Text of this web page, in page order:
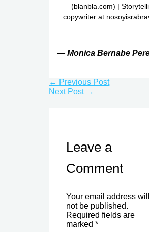
(blanbla.com) |
copywriter at
— Monica Bernabe
← Previous Post
Next Post →
Leave a
Comment
Your email address will
not be published.
Required fields are
marked *